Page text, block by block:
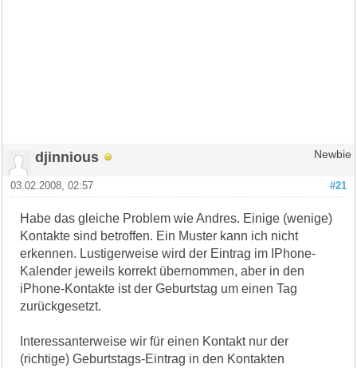
djinnious Newbie
#21
03.02.2008, 02:57
Habe das gleiche Problem wie Andres. Einige (wenige)
Kontakte sind betroffen. Ein Muster kann ich nicht
erkennen. Lustigerweise wird der Eintrag im IPhone-
Kalender jeweils korrekt übernommen, aber in den
iPhone-Kontakte ist der Geburtstag um einen Tag
zurückgesetzt.
Interessanterweise wir für einen Kontakt nur der
(richtige) Geburtstags-Eintrag in den Kontakten